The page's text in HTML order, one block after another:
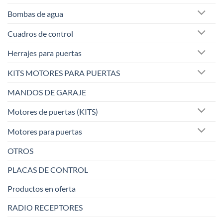
Bombas de agua
Cuadros de control
Herrajes para puertas
KITS MOTORES PARA PUERTAS
MANDOS DE GARAJE
Motores de puertas (KITS)
Motores para puertas
OTROS
PLACAS DE CONTROL
Productos en oferta
RADIO RECEPTORES